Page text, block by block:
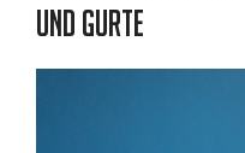
und Gurte